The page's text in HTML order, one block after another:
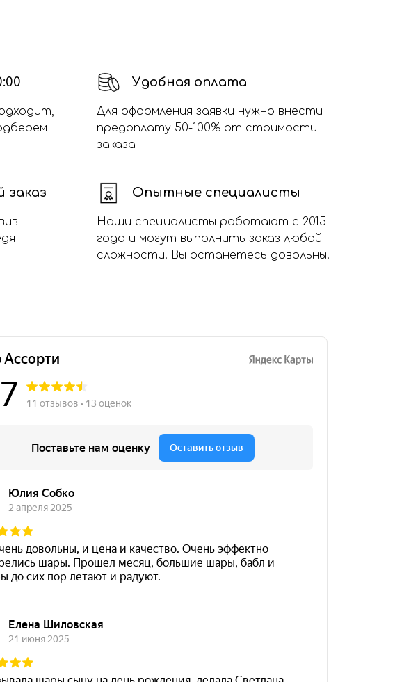
Удобная оплата
Для оформления заявки нужно внести
предоплату 50-100% от стоимости
заказа
заказ Опытные специалисты
Наши специалисты работают с 2015
года и могут выполнить заказ любой
сложности. Вы останетесь довольны!